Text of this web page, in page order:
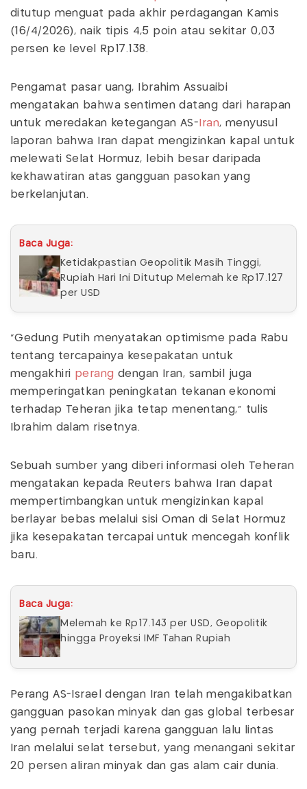
ditutup menguat pada akhir perdagangan Kamis
(16/4/2026), naik tipis 4,5 poin atau sekitar 0,03
persen ke level Rp17.138.
Pengamat pasar uang, Ibrahim Assuaibi
mengatakan bahwa sentimen datang dari harapan
untuk meredakan ketegangan AS- Iran, menyusul
laporan bahwa Iran dapat mengizinkan kapal untuk
melewati Selat Hormuz, lebih besar daripada
kekhawatiran atas gangguan pasokan yang
berkelanjutan.
Baca Juga:
Ketidakpastian Geopolitik Masih Tinggi,
Rupiah Hari Ini Ditutup Melemah ke Rp17.127
per USD
“Gedung Putih menyatakan optimisme pada Rabu
tentang tercapainya kesepakatan untuk
mengakhiri perang dengan Iran, sambil juga
memperingatkan peningkatan tekanan ekonomi
terhadap Teheran jika tetap menentang,” tulis
Ibrahim dalam risetnya.
Sebuah sumber yang diberi informasi oleh Teheran
mengatakan kepada Reuters bahwa Iran dapat
mempertimbangkan untuk mengizinkan kapal
berlayar bebas melalui sisi Oman di Selat Hormuz
jika kesepakatan tercapai untuk mencegah konflik
baru.
Baca Juga:
Melemah ke Rp17.143 per USD, Geopolitik
hingga Proyeksi IMF Tahan Rupiah
Perang AS-Israel dengan Iran telah mengakibatkan
gangguan pasokan minyak dan gas global terbesar
yang pernah terjadi karena gangguan lalu lintas
Iran melalui selat tersebut, yang menangani sekitar
20 persen aliran minyak dan gas alam cair dunia.